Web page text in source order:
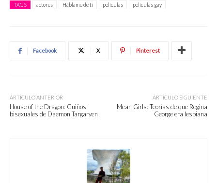
TAGS actores Háblame de ti películas películas gay
Facebook X Pinterest
ARTÍCULO ANTERIOR
House of the Dragon: Guiños
bisexuales de Daemon Targaryen
ARTÍCULO SIGUIENTE
Mean Girls: Teorías de que Regina
George era lesbiana